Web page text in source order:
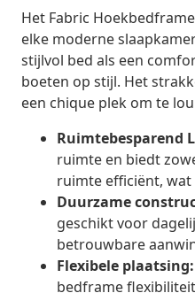
Het Fabric
elke moderne
stijlvol bed als een
boeten op stijl. Het
een chique plek om te
Ruimtebesparend
ruimte en biedt
ruimte efficiënt,
Duurzame
geschikt voor
betrouwbare
Flexibele plaatsing:
bedframe